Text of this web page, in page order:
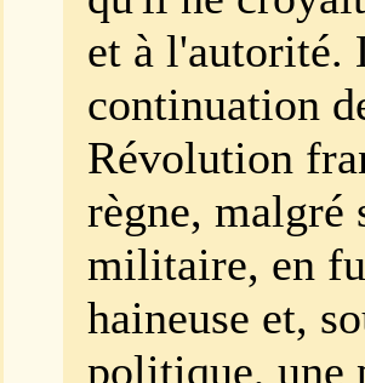
et à l'autorité.
continuation
Révolution
règne, malgré
militaire, en
haineuse et,
politique, une